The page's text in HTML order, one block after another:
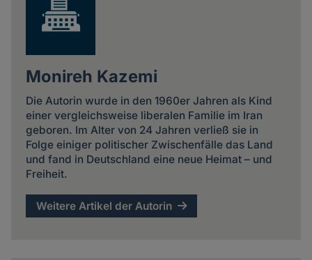
Monireh Kazemi
Die Autorin wurde in den 1960er Jahren als Kind
einer vergleichsweise liberalen Familie im Iran
geboren. Im Alter von 24 Jahren verließ sie in
Folge einiger politischer Zwischenfälle das Land
und fand in Deutschland eine neue Heimat – und
Freiheit.
Weitere Artikel der Autorin